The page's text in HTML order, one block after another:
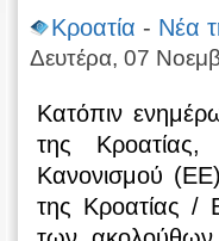
Κροατία - Νέα
Δευτέρα, 07
Κατόπιν
της Κροατίας,
Κανονισμού
της Κροατίας /